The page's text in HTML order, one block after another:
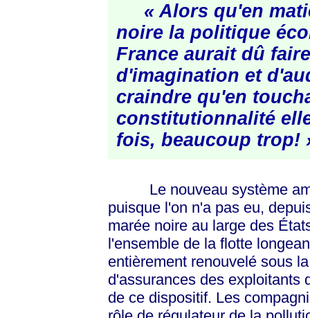
« Alors qu'en
noire la politique
France aurait dû
d'imagination et
craindre qu'en
constitutionnalité
fois, beaucoup trop!
Le nouveau système
puisque l'on n'a pas eu,
marée noire au large des
l'ensemble de la flotte
entièrement renouvelé sous
d'assurances des exploitants
de ce dispositif. Les